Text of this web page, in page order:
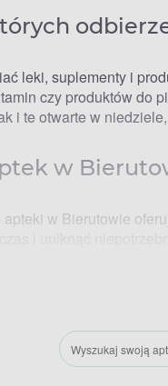
leki, suplementy i
czy produktów do
i te otwarte w
w
w Bierutowie
– większość